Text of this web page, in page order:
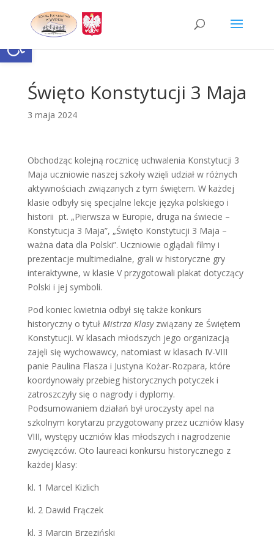
contentOtwórz pasek narzędzi
Święto Konstytucji 3 Maja
3 maja 2024
Obchodząc kolejną rocznicę uchwalenia Konstytucji 3
Maja uczniowie naszej szkoły wzięli udział w różnych
aktywnościach związanych z tym świętem. W każdej
klasie odbyły się specjalne lekcje języka polskiego i
historii pt. „Pierwsza w Europie, druga na świecie –
Konstytucja 3 Maja”, „Święto Konstytucji 3 Maja –
ważna data dla Polski”. Uczniowie oglądali filmy i
prezentacje multimedialne, grali w historyczne gry
interaktywne, w klasie V przygotowali plakat dotyczący
Polski i jej symboli.
Pod koniec kwietnia odbył się także konkurs
historyczny o tytuł Mistrza Klasyzwiązany ze Świętem
Konstytucji. W klasach młodszych jego organizacją
zajęli się wychowawcy, natomiast w klasach IV-VIII
panie Paulina Flasza i Justyna Kożar-Rozpara, które
koordynowały przebieg historycznych potyczek i
zatroszczyły się o nagrody i dyplomy.
Podsumowaniem działań był uroczysty apel na
szkolnym korytarzu przygotowany przez uczniów klasy
VIII, występy uczniów klas młodszych i nagrodzenie
zwycięzców. Oto laureaci konkursu historycznego z
każdej klasy:
kl. 1 Marcel Kizlich
kl. 2 Dawid Frączek
kl. 3 Marcin Brzeziński